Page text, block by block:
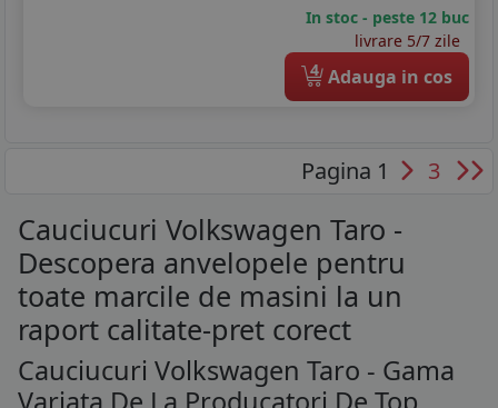
In stoc - peste 12 buc
livrare 5/7 zile
4 Adauga in cos
Pagina 1 3
Cauciucuri Volkswagen Taro -
Descopera anvelopele pentru
toate marcile de masini la un
raport calitate-pret corect
Cauciucuri Volkswagen Taro - Gama